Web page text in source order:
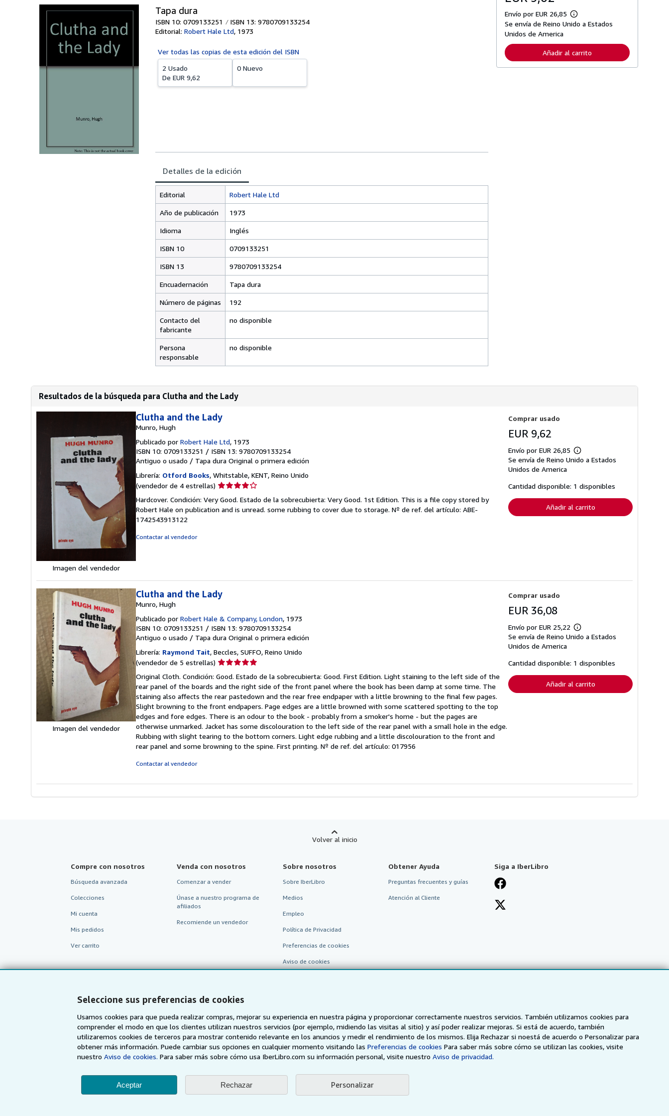
Seleccione sus preferencias de cookies
Usamos cookies para que pueda realizar compras, mejorar su experiencia en nuestra página y proporcionar correctamente nuestros servicios. También utilizamos cookies para
comprender el modo en que los clientes utilizan nuestros servicios (por ejemplo, midiendo las visitas al sitio) y así poder realizar mejoras. Si está de acuerdo, también
utilizaremos cookies de terceros para mostrar contenido relevante en los anuncios y medir el rendimiento de los mismos. Elija Rechazar si noestá de acuerdo o Personalizar para
obtener más información. Puede cambiar sus opciones en cualquier momento visitando las Preferencias de cookies Para saber más sobre cómo se utilizan las cookies, visite
nuestroAviso de cookies. Para saber más sobre cómo usa IberLibro.com su información personal, visite nuestroAviso de privacidad.
Aceptar Rechazar Personalizar
Tapa dura
ISBN 10: 0709133251
ISBN 13: 9780709133254
Editorial: Robert Hale Ltd, 1973
Ver todas las copias de esta edición del ISBN
2 Usado
De EUR 9,62
0 Nuevo
Detalles de la edición
Editorial Robert Hale Ltd
Año de publicación 1973
Idioma Inglés
ISBN 10 0709133251
ISBN 13 9780709133254
Encuadernación Tapa dura
Número de páginas 192
Contacto del
fabricante
no disponible
Persona
responsable
no disponible
Envío por EUR 26,85
M
á
f
o
r
Se envía de Reino Unido a Estados
Unidos de America
Añadir al carrito
Resultados de la búsqueda para Clutha and the Lady
Imagen del vendedor
Clutha and the Lady
Munro, Hugh
Publicado por Robert Hale Ltd, 1973
ISBN 10: 0709133251 / ISBN 13: 9780709133254
Antiguo o usado / Tapa dura Original o primera edición
Librería: Otford Books, Whitstable, KENT, Reino Unido
(vendedor de 4 estrellas) Calificación
vendedor:
4
Hardcover. Condición: Very Good. Estado de la sobrecubierta: Very Good. 1st Edition. This is a file copy stored by
Robert Hale on publication and is unread. some rubbing to cover due to storage. Nº de ref. del artículo: ABE-
1742543913122
Contactar al vendedor
Comprar usado
EUR 9,62
Envío por EUR 26,85
Más
información
tarifas
de
envío
Se envía de Reino Unido a Estados
Unidos de America
Cantidad disponible: 1 disponibles
Añadir al carrito
Imagen del vendedor
Clutha and the Lady
Munro, Hugh
Publicado por Robert Hale & Company, London, 1973
ISBN 10: 0709133251 / ISBN 13: 9780709133254
Antiguo o usado / Tapa dura Original o primera edición
Librería: Raymond Tait, Beccles, SUFFO, Reino Unido
(vendedor de 5 estrellas) Calificación
vendedor:
5
de
5
estrellas
Original Cloth. Condición: Good. Estado de la sobrecubierta: Good. First Edition. Light staining to the left side of the
rear panel of the boards and the right side of the front panel where the book has been damp at some time. The
staining also affects the rear pastedown and the rear free endpaper with a little browning to the final few pages.
Slight browning to the front endpapers. Page edges are a little browned with some scattered spotting to the top
edges and fore edges. There is an odour to the book - probably from a smoker's home - but the pages are
otherwise unmarked. Jacket has some discolouration to the left side of the rear panel with a small hole in the edge.
Rubbing with slight tearing to the bottom corners. Light edge rubbing and a little discolouration to the front and
rear panel and some browning to the spine. First printing. Nº de ref. del artículo: 017956
Contactar al vendedor
Comprar usado
EUR 36,08
Envío por EUR 25,22
Más
información
tarifas
de
envío
Se envía de Reino Unido a Estados
Unidos de America
Cantidad disponible: 1 disponibles
Añadir al carrito
Volver al inicio
Compre con nosotros
Búsqueda avanzada
Colecciones
Mi cuenta
Mis pedidos
Ver carrito
Venda con nosotros
Comenzar a vender
Únase a nuestro programa de
afiliados
Recomiende un vendedor
Sobre nosotros
Sobre IberLibro
Medios
Empleo
Política de Privacidad
Preferencias de cookies
Aviso de cookies
Obtener Ayuda
Preguntas frecuentes y guías
Atención al Cliente
Siga a IberLibro
BookFinder.com
Encuentre cualquier libro al mejor precio